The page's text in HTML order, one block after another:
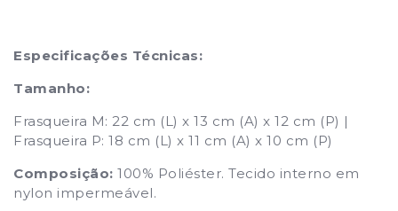
Especificações Técnicas:
Tamanho:
Frasqueira M: 22 cm (L) x 13 cm (A) x 12 cm (P) |
Frasqueira P: 18 cm (L) x 11 cm (A) x 10 cm (P)
Composição: 100% Poliéster. Tecido interno em
nylon impermeável.